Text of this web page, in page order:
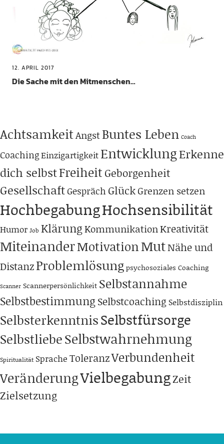
12. APRIL 2017
Die Sache mit den Mitmenschen…
AchtsamkeitAngstBuntes Leben Coach
CoachingEinzigartigkeit EntwicklungErkenne
dich selbstFreiheit Geborgenheit
GesellschaftGespräch GlückGrenzen setzen
HochbegabungHochsensibilität
Humor Job KlärungKommunikationKreativität
MiteinanderMotivationMutNähe und
DistanzProblemlösungpsychosoziales Coaching
Scanner Scannerpersönlichkeit Selbstannahme
Selbstbestimmung Selbstcoaching Selbstdisziplin
SelbsterkenntnisSelbstfürsorge
SelbstliebeSelbstwahrnehmung
Spiritualität Sprache ToleranzVerbundenheit
VeränderungVielbegabungZeit
Zielsetzung